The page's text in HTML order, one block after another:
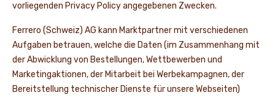
vorliegenden Privacy Policy angegebenen Zwecken.
Ferrero (Schweiz) AG kann Marktpartner mit verschiedenen
Aufgaben betrauen, welche die Daten (im Zusammenhang mit
der Abwicklung von Bestellungen, Wettbewerben und
Marketingaktionen, der Mitarbeit bei Werbekampagnen, der
Bereitstellung technischer Dienste für unsere Webseiten)